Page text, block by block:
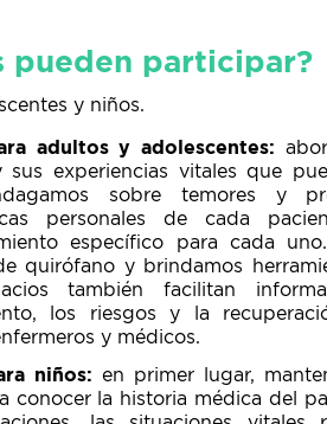
pueden participar?
y niños.
adultos y adolescentes:
sus experiencias vitales que
sobre temores y
personales de cada
específico para cada
quirófano y brindamos
también facilitan
los riesgos y la
y médicos.
niños: en primer lugar,
conocer la historia médica del